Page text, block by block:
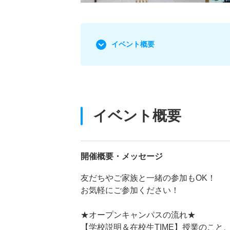
イベント概要
イベント概要
開催概要・メッセージ
友だちやご家族と一緒の参加もOK！
お気軽にご参加ください！
★オープンキャンパスの流れ★
【学校説明＆在校生TIME】授業のこと